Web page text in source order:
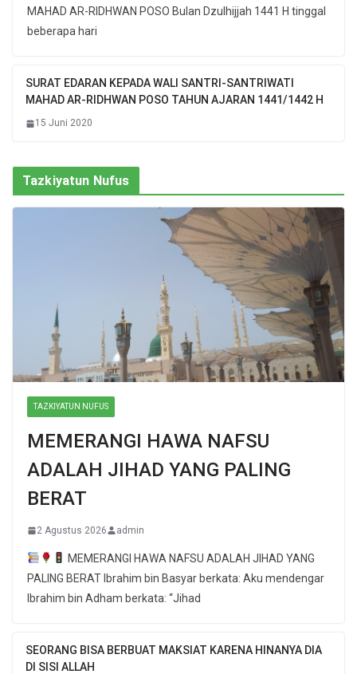
MAHAD AR-RIDHWAN POSO Bulan Dzulhijjah 1441 H tinggal
beberapa hari
SURAT EDARAN KEPADA WALI SANTRI-SANTRIWATI
MAHAD AR-RIDHWAN POSO TAHUN AJARAN 1441/1442 H
15 Juni 2020
Tazkiyatun Nufus
TAZKIYATUN NUFUS
MEMERANGI HAWA NAFSU
ADALAH JIHAD YANG PALING
BERAT
2 Agustus 2026 admin
MEMERANGI HAWA NAFSU ADALAH JIHAD YANG
PALING BERAT Ibrahim bin Basyar berkata: Aku mendengar
Ibrahim bin Adham berkata: “Jihad
SEORANG BISA BERBUAT MAKSIAT KARENA HINANYA DIA
DI SISI ALLAH